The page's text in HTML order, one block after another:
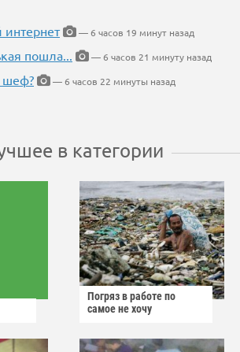
интернет
— 6 часов 19 минут назад
пошла...
— 6 часов 21 минуту назад
шеф? — 6 часов 22 минуты назад
в категории
Погряз в работе по
самое не хочу